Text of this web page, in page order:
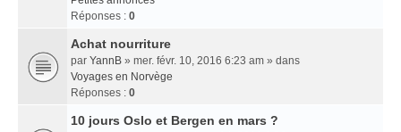
Réponses : 0
Achat nourriture
par YannB » mer. févr. 10, 2016 6:23 am » dans
Voyages en Norvège
Réponses : 0
10 jours Oslo et Bergen en mars ?